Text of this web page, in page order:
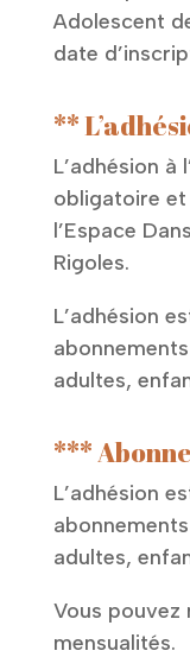
Adolescent
date
**
L’adhésion à
obligatoire et
l’Espace
Rigoles.
L’adhésion
adultes,
***
L’adhésion
adultes,
Vous pouvez
mensualités.